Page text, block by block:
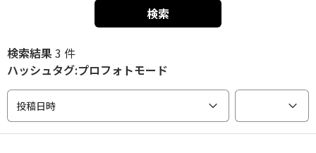
検索
検索結果3 件
ハッシュタグ:プロフォトモード
投稿日時